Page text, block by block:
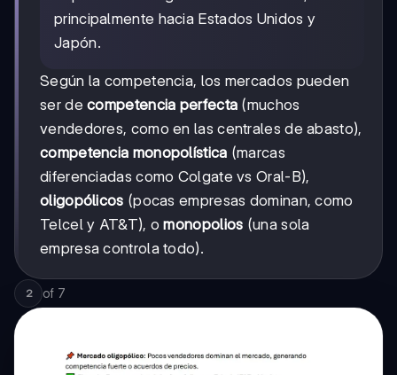
principalmente hacia Estados Unidos y
Japón.
Según la competencia, los mercados pueden
ser decompetencia perfecta (muchos
vendedores, como en las centrales de abasto),
competencia monopolística (marcas
diferenciadas como Colgate vs Oral-B),
oligopólicos (pocas empresas dominan, como
Telcel y AT&T), omonopolios (una sola
empresa controla todo).
2 of 7